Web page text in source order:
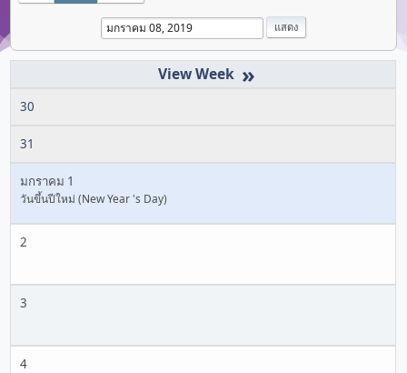
»
30
31
มกราคม 1
วันขึ้นปีใหม่ (New Year 's Day)
2
3
4